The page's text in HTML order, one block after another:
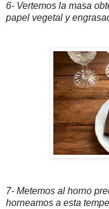
6- Vertemos la masa
papel vegetal y
7- Metemos al horno
horneamos a esta